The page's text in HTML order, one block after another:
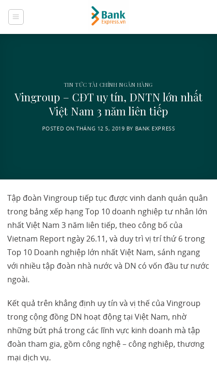
TIN TỨC TÀI CHÍNH NGÂN HÀNG
Vingroup – CĐT uy tín, DNTN lớn nhất
Việt Nam 3 năm liên tiếp
POSTED ONTHÁNG 12 5, 2019 BY BANK EXPRESS
Tập đoàn Vingroup tiếp tục được vinh danh quán quân
trong bảng xếp hạng Top 10 doanh nghiệp tư nhân lớn
nhất Việt Nam 3 năm liên tiếp, theo công bố của
Vietnam Report ngày 26.11, và duy trì vị trí thứ 6 trong
Top 10 Doanh nghiệp lớn nhất Việt Nam, sánh ngang
với nhiều tập đoàn nhà nước và DN có vốn đầu tư nước
ngoài.
Kết quả trên khẳng định uy tín và vị thế của Vingroup
trong cộng đồng DN hoạt động tại Việt Nam, nhờ
những bứt phá trong các lĩnh vực kinh doanh mà tập
đoàn tham gia, gồm công nghệ – công nghiệp, thương
mại dịch vụ.